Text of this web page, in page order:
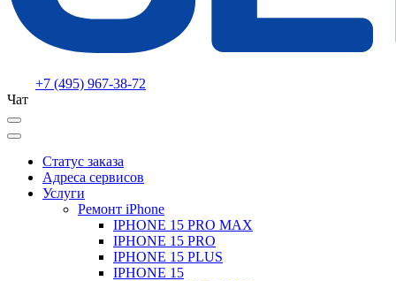
+7 (495) 967-38-72
Чат
Статус заказа
Адреса сервисов
Услуги
Ремонт iPhone
IPHONE 15 PRO MAX
IPHONE 15 PRO
IPHONE 15 PLUS
IPHONE 15